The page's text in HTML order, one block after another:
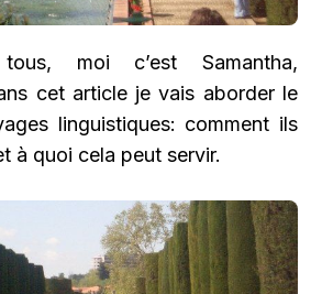
moi c’est Samantha,
cet article je vais aborder le
linguistiques: comment ils
à quoi cela peut servir.